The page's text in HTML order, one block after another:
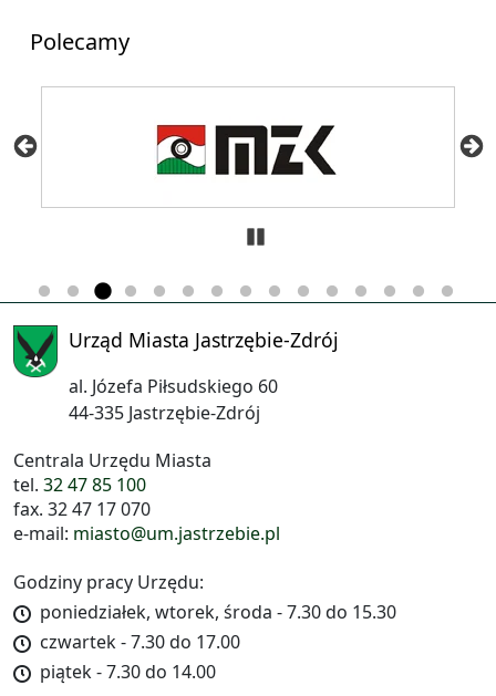
Polecamy
Zatrzymaj
Urząd Miasta Jastrzębie-Zdrój
al. Józefa Piłsudskiego 60
44-335 Jastrzębie-Zdrój
Centrala Urzędu Miasta
tel. 32 47 85 100
fax. 32 47 17 070
e-mail: miasto@um.jastrzebie.pl
Godziny pracy Urzędu:
poniedziałek, wtorek, środa - 7.30 do 15.30
czwartek - 7.30 do 17.00
piątek - 7.30 do 14.00